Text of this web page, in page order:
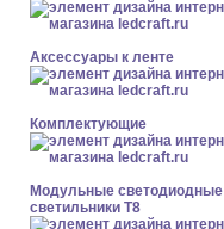
Аксессуары к ленте
Комплектующие
Модульные светодиодные
светильники Т8